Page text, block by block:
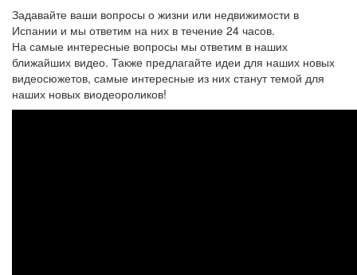
Задавайте ваши вопросы о жизни или недвижимости в
Испании и мы ответим на них в течение 24 часов.
На самые интересные вопросы мы ответим в наших
ближайших видео. Также предлагайте идеи для наших новых
видеосюжетов, самые интересные из них станут темой для
наших новых виодеороликов!